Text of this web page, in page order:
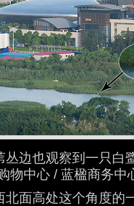
丛边也观察到一只白
物中心 / 蓝楹商务中
北面高处这个角度的